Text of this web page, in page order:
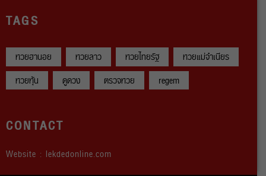
TAGS
หวยฮานอย หวยลาว หวยไทยรัฐ
หวยแม่จำเนียร
หวยหุ้น
ดูดวง ตรวจหวย regem
CONTACT
Website : lekdedonline.com